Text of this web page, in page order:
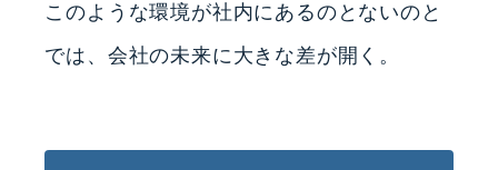
このような環境が社内にあるのとないのと
では、会社の未来に大きな差が開く。